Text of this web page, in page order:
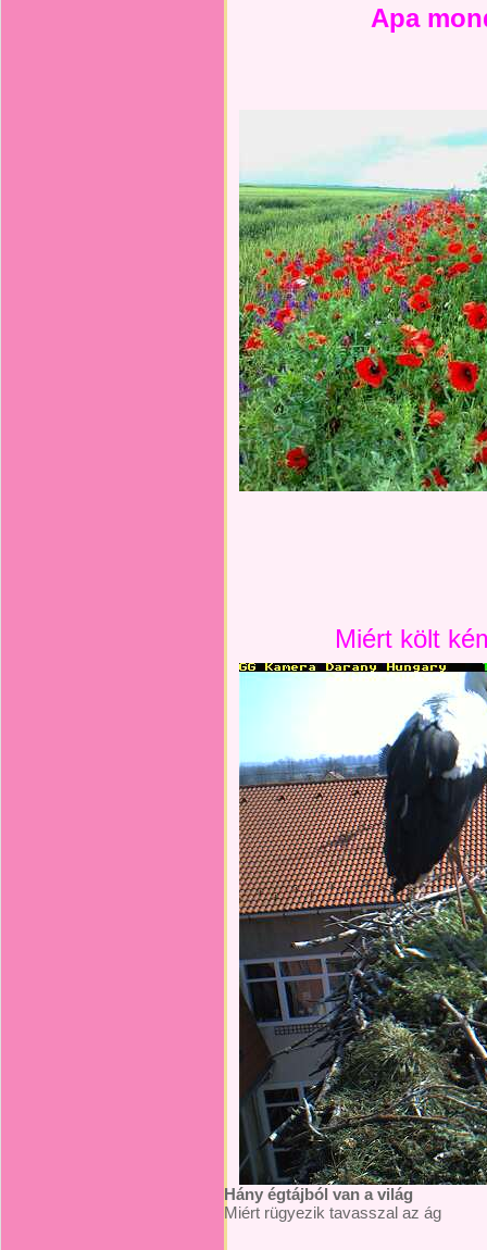
Apa
Miért költ
Hány égtájból van a világ
Miért rügyezik tavasszal az ág